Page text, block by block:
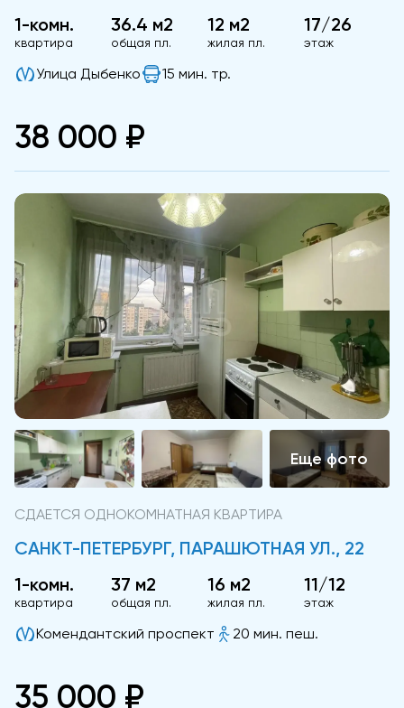
1-комн.
квартира
36.4 м2
общая пл.
12 м2
жилая пл.
17/26
этаж
Улица Дыбенко 15 мин. тр.
38 000 ₽
СДАЕТСЯ ОДНОКОМНАТНАЯ КВАРТИРА
САНКТ-ПЕТЕРБУРГ, ПАРАШЮТНАЯ УЛ., 22
1-комн.
квартира
37 м2
общая пл.
16 м2
жилая пл.
11/12
этаж
Комендантский проспект 20 мин. пеш.
35 000 ₽